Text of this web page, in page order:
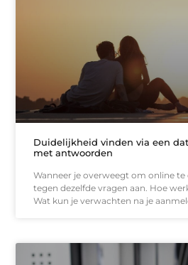
Duidelijkheid vinden via een
met antwoorden
Wanneer je overweegt om online te
tegen dezelfde vragen aan. Hoe
Wat kun je verwachten na je